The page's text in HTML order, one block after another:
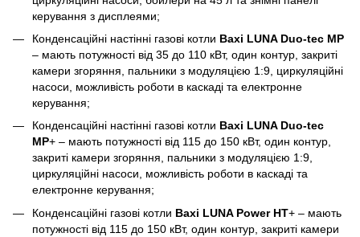
керування з дисплеями;
Конденсаційні настінні газові котли Baxi LUNA Duo-tec MP
– мають потужності від 35 до 110 кВт, один контур, закриті
камери згоряння, пальники з модуляцією 1:9, циркуляційні
насоси, можливість роботи в каскаді та електронне
керування;
Конденсаційні настінні газові котли Baxi LUNA Duo-tec
MP+ – мають потужності від 115 до 150 кВт, один контур,
закриті камери згоряння, пальники з модуляцією 1:9,
циркуляційні насоси, можливість роботи в каскаді та
електронне керування;
Конденсаційні газові котли Baxi LUNA Power HT+ – мають
потужності від 115 до 150 кВт, один контур, закриті камери